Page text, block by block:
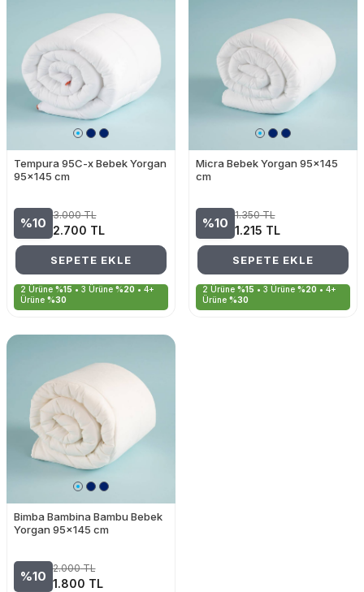
Tempura 95C-x Bebek Yorgan
95x145 cm
%10
3.000TL
2.700 TL
SEPETE EKLE
2 Ürüne %15 • 3 Ürüne %20 • 4+
Ürüne %30
Micra Bebek Yorgan 95x145
cm
%10
1.350TL
1.215 TL
SEPETE EKLE
2 Ürüne %15 • 3 Ürüne %20 • 4+
Ürüne %30
Bimba Bambina Bambu Bebek
Yorgan 95x145 cm
%10
2.000TL
1.800 TL